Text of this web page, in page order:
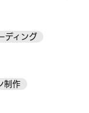
ディング
制作